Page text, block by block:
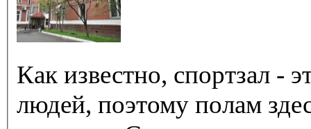
Как известно, спортзал -
людей, поэтому полам